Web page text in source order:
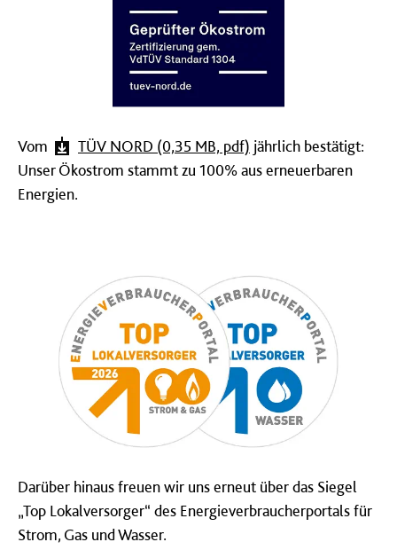
Vom TÜV NORD (0,35 MB, pdf) jährlich bestätigt:
Unser Ökostrom stammt zu 100% aus erneuerbaren
Energien.
Darüber hinaus freuen wir uns erneut über das Siegel
„Top Lokalversorger“ des Energieverbraucherportals für
Strom, Gas und Wasser.